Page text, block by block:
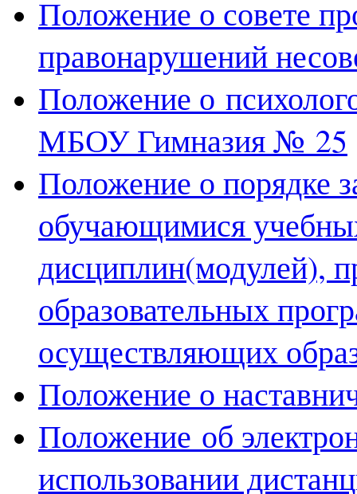
Положение о совете
правонарушений
Положение о
МБОУ Гимназия № 25
Положение о порядке
обучающимися
дисциплин(модулей),
образовательных
осуществляющих
Положение о
Положение об
использовании